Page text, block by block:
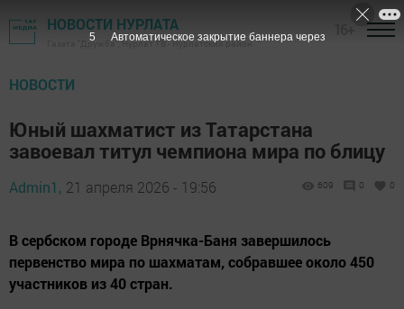
НОВОСТИ НУРЛАТА
Газета "Дружба", Нурлат ТВ - Нурлатский район
НОВОСТИ
Юный шахматист из Татарстана
завоевал титул чемпиона мира по блицу
Admin1, 21 апреля 2026 - 19:56 609 0 0
В сербском городе Врнячка-Баня завершилось
первенство мира по шахматам, собравшее около 450
участников из 40 стран.
4 Автоматическое закрытие баннера через